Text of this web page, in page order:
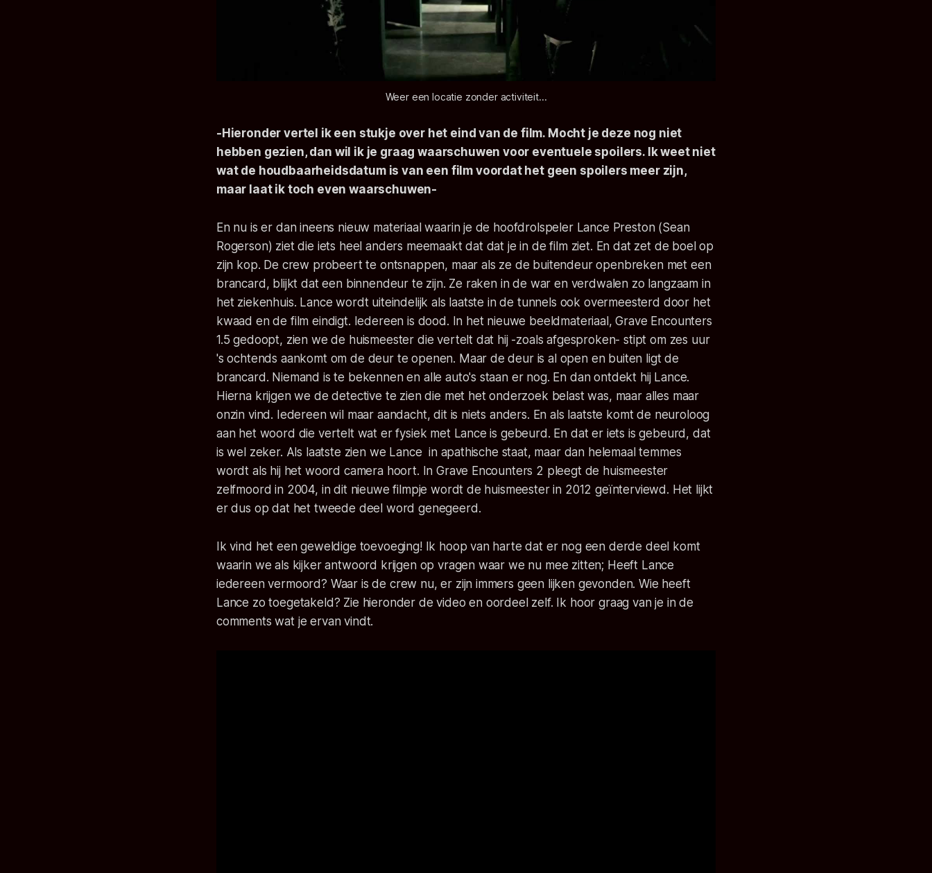
Weer een locatie zonder activiteit...
-Hieronder vertel ik een stukje over het eind van de film. Mocht je deze nog niet
hebben gezien, dan wil ik je graag waarschuwen voor eventuele spoilers. Ik weet niet
wat de houdbaarheidsdatum is van een film voordat het geen spoilers meer zijn,
maar laat ik toch even waarschuwen-
En nu is er dan ineens nieuw materiaal waarin je de hoofdrolspeler Lance Preston (Sean
Rogerson) ziet die iets heel anders meemaakt dat dat je in de film ziet. En dat zet de boel op
zijn kop. De crew probeert te ontsnappen, maar als ze de buitendeur openbreken met een
brancard, blijkt dat een binnendeur te zijn. Ze raken in de war en verdwalen zo langzaam in
het ziekenhuis. Lance wordt uiteindelijk als laatste in de tunnels ook overmeesterd door het
kwaad en de film eindigt. Iedereen is dood. In het nieuwe beeldmateriaal, Grave Encounters
1.5 gedoopt, zien we de huismeester die vertelt dat hij -zoals afgesproken- stipt om zes uur
's ochtends aankomt om de deur te openen. Maar de deur is al open en buiten ligt de
brancard. Niemand is te bekennen en alle auto's staan er nog. En dan ontdekt hij Lance.
Hierna krijgen we de detective te zien die met het onderzoek belast was, maar alles maar
onzin vind. Iedereen wil maar aandacht, dit is niets anders. En als laatste komt de neuroloog
aan het woord die vertelt wat er fysiek met Lance is gebeurd. En dat er iets is gebeurd, dat
is wel zeker. Als laatste zien we Lance in apathische staat, maar dan helemaal temmes
wordt als hij het woord camera hoort. In Grave Encounters 2 pleegt de huismeester
zelfmoord in 2004, in dit nieuwe filmpje wordt de huismeester in 2012 geïnterviewd. Het lijkt
er dus op dat het tweede deel word genegeerd.
Ik vind het een geweldige toevoeging! Ik hoop van harte dat er nog een derde deel komt
waarin we als kijker antwoord krijgen op vragen waar we nu mee zitten; Heeft Lance
iedereen vermoord? Waar is de crew nu, er zijn immers geen lijken gevonden. Wie heeft
Lance zo toegetakeld? Zie hieronder de video en oordeel zelf. Ik hoor graag van je in de
comments wat je ervan vindt.